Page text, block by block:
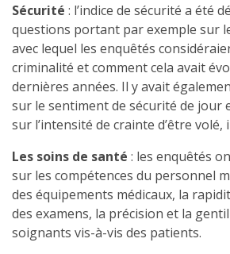
Sécurité : l’indice de sécurité a été
questions portant par exemple sur
avec lequel les enquêtés
criminalité et comment cela avait
dernières années. Il y avait
sur le sentiment de sécurité de jour
sur l’intensité de crainte d’être
Les soins de santé : les enquêtés
sur les compétences du personnel
des équipements médicaux, la
des examens, la précision et la
soignants vis-à-vis des patients.